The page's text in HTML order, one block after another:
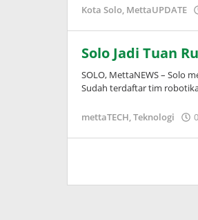
Kota Solo, MettaUPDATE
Solo Jadi Tuan
SOLO, MettaNEWS – Solo
Sudah terdaftar tim
mettaTECH,Teknologi